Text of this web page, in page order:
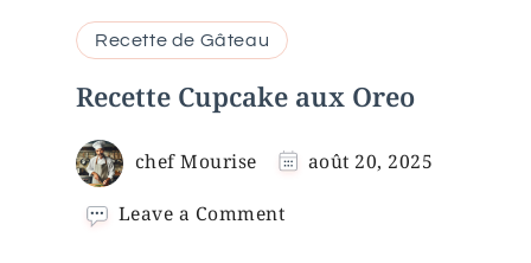
Recette de Gâteau
Recette Cupcake aux Oreo
chef Mourise août 20, 2025
Leave a Commenton